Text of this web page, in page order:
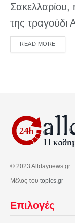
Σακελλαρίου,
της
READ MORE
© 2023 Alldaynews.gr
Μέλος του topics.gr
Επιλογές